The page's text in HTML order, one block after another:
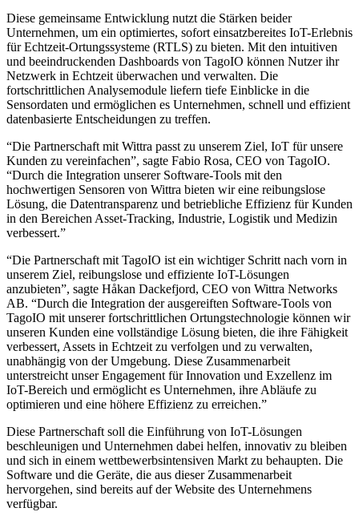
Diese gemeinsame Entwicklung nutzt die Stärken beider
Unternehmen, um ein optimiertes, sofort einsatzbereites IoT-Erlebnis
für Echtzeit-Ortungssysteme (RTLS) zu bieten. Mit den intuitiven
und beeindruckenden Dashboards von TagoIO können Nutzer ihr
Netzwerk in Echtzeit überwachen und verwalten. Die
fortschrittlichen Analysemodule liefern tiefe Einblicke in die
Sensordaten und ermöglichen es Unternehmen, schnell und effizient
datenbasierte Entscheidungen zu treffen.
“Die Partnerschaft mit Wittra passt zu unserem Ziel, IoT für unsere
Kunden zu vereinfachen”, sagte Fabio Rosa, CEO von TagoIO.
“Durch die Integration unserer Software-Tools mit den
hochwertigen Sensoren von Wittra bieten wir eine reibungslose
Lösung, die Datentransparenz und betriebliche Effizienz für Kunden
in den Bereichen Asset-Tracking, Industrie, Logistik und Medizin
verbessert.”
“Die Partnerschaft mit TagoIO ist ein wichtiger Schritt nach vorn in
unserem Ziel, reibungslose und effiziente IoT-Lösungen
anzubieten”, sagte Håkan Dackefjord, CEO von Wittra Networks
AB. “Durch die Integration der ausgereiften Software-Tools von
TagoIO mit unserer fortschrittlichen Ortungstechnologie können wir
unseren Kunden eine vollständige Lösung bieten, die ihre Fähigkeit
verbessert, Assets in Echtzeit zu verfolgen und zu verwalten,
unabhängig von der Umgebung. Diese Zusammenarbeit
unterstreicht unser Engagement für Innovation und Exzellenz im
IoT-Bereich und ermöglicht es Unternehmen, ihre Abläufe zu
optimieren und eine höhere Effizienz zu erreichen.”
Diese Partnerschaft soll die Einführung von IoT-Lösungen
beschleunigen und Unternehmen dabei helfen, innovativ zu bleiben
und sich in einem wettbewerbsintensiven Markt zu behaupten. Die
Software und die Geräte, die aus dieser Zusammenarbeit
hervorgehen, sind bereits auf der Website des Unternehmens
verfügbar.